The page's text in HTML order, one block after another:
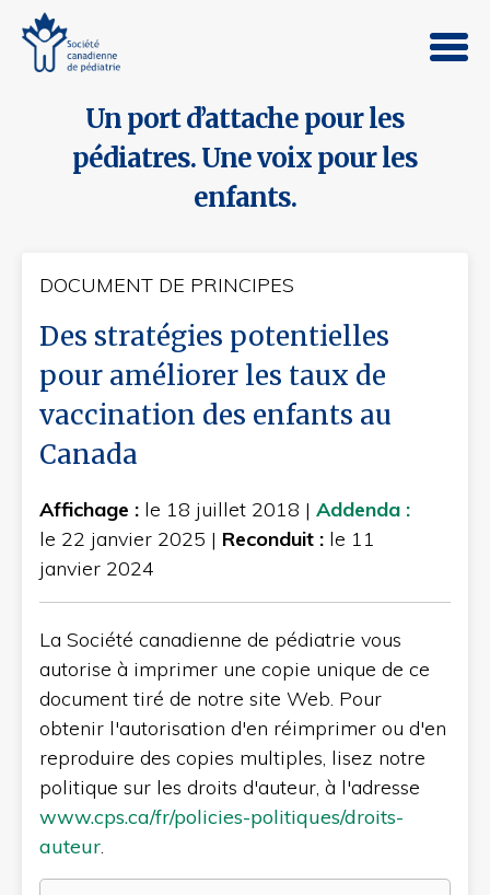
Un port d’attache pour les
pédiatres. Une voix pour les
enfants.
DOCUMENT DE PRINCIPES
Des stratégies potentielles
pour améliorer les taux de
vaccination des enfants au
Canada
Affichage : le 18 juillet 2018 | Addenda :
le 22 janvier 2025 | Reconduit : le 11
janvier 2024
La Société canadienne de pédiatrie vous
autorise à imprimer une copie unique de ce
document tiré de notre site Web. Pour
obtenir l'autorisation d'en réimprimer ou d'en
reproduire des copies multiples, lisez notre
politique sur les droits d'auteur, à l'adresse
www.cps.ca/fr/policies-politiques/droits-
auteur.